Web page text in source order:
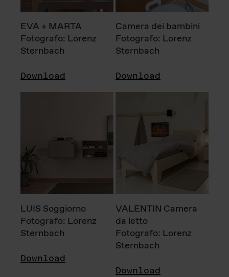
EVA + MARTA
Fotografo: Lorenz
Sternbach
Download
Camera dei bambini
Fotografo: Lorenz
Sternbach
Download
LUIS Soggiorno
Fotografo: Lorenz
Sternbach
Download
VALENTIN Camera
da letto
Fotografo: Lorenz
Sternbach
Download